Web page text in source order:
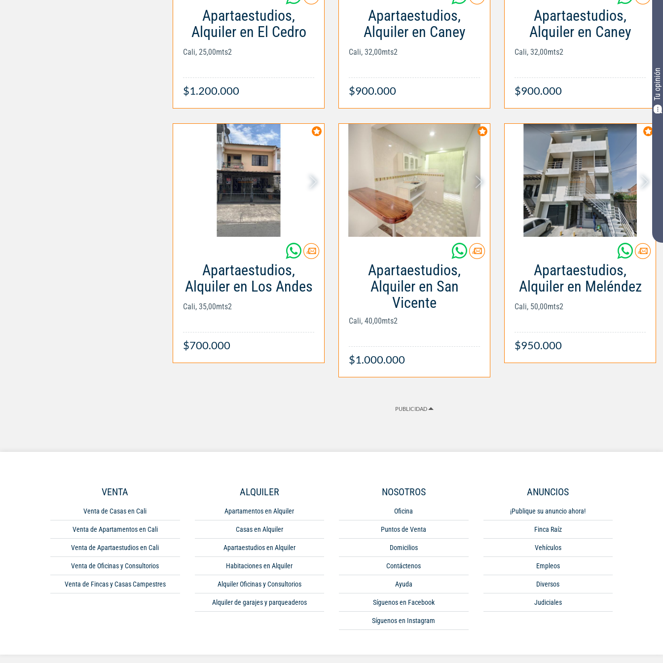
Tu opinión
Apartaestudios,
Alquiler en El Cedro
Cali, 25,00mts2
$1.200.000
Apartaestudios,
Alquiler en Caney
Cali, 32,00mts2
$900.000
Apartaestudios,
Alquiler en Caney
Cali, 32,00mts2
$900.000
Apartaestudios,
Alquiler en Los Andes
Cali, 35,00mts2
$700.000
Apartaestudios,
Alquiler en San
Vicente
Cali, 40,00mts2
$1.000.000
Apartaestudios,
Alquiler en Meléndez
Cali, 50,00mts2
$950.000
PUBLICIDAD
VENTA
Venta de Casas en Cali
Venta de Apartamentos en Cali
Venta de Apartaestudios en Cali
Venta de Oficinas y Consultorios
Venta de Fincas y Casas Campestres
ALQUILER
Apartamentos en Alquiler
Casas en Alquiler
Apartaestudios en Alquiler
Habitaciones en Alquiler
Alquiler Oficinas y Consultorios
Alquiler de garajes y parqueaderos
NOSOTROS
Oficina
Puntos de Venta
Domicilios
Contáctenos
Ayuda
Síguenos en Facebook
Síguenos en Instagram
ANUNCIOS
¡Publique su anuncio ahora!
Finca Raíz
Vehículos
Empleos
Diversos
Judiciales